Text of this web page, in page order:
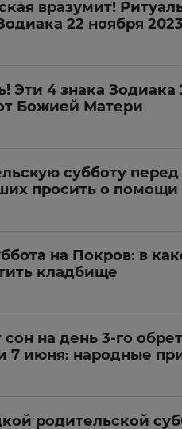
вразумит!
22 ноября
Эти 4 знака Зодиака
Божией Матери
субботу
просить о помощи
на Покров: в
кладбище
на день 3-го
7 июня: народные
родительской